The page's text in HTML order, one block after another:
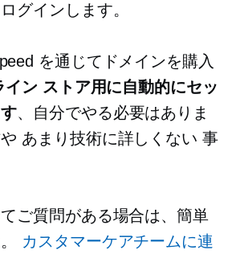
グインします。
を通じてドメインを購入
イン ストア用に自動的にセッ
、自分でやる必要はありま
あまり技術に詳しくない 事
ご質問がある場合は、簡単
カスタマーケアチームに連